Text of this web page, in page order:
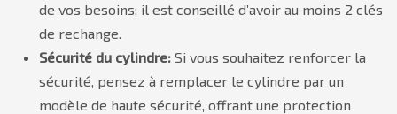
de vos besoins; il est conseillé d’avoir au moins 2 clés
de rechange.
Sécurité du cylindre: Si vous souhaitez renforcer la
sécurité, pensez à remplacer le cylindre par un
modèle de haute sécurité, offrant une protection